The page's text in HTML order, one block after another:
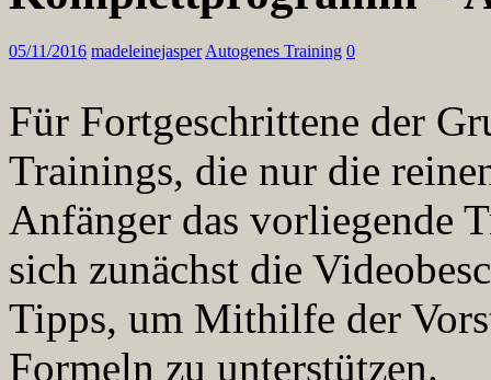
05/11/2016 madeleinejasper Autogenes Training 0
Für Fortgeschrittene der
Trainings, die nur die
Anfänger das vorliegende
sich zunächst die
Tipps, um Mithilfe der
Formeln zu unterstützen.